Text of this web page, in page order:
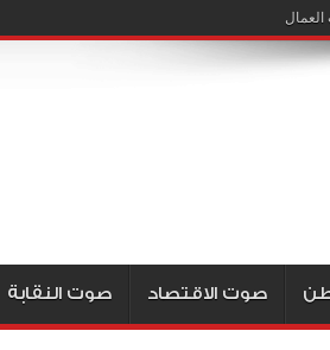
صوت الاقتصاد صوت النقابة